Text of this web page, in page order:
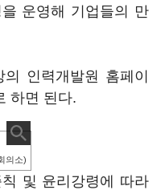
운영해 기업들의 만
인력개발원 홈페이
하면 된다.
의소)
및 윤리강령에 따라